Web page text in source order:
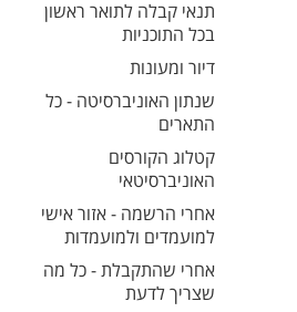
תנאי קבלה לתואר ראשון
בכל התוכניות
דיור ומעונות
שנתון האוניברסיטה - כל
התארים
קטלוג הקורסים
האוניברסיטאי
אחרי הרשמה - אזור אישי
למועמדים ולמועמדות
אחרי שהתקבלת - כל מה
שצריך לדעת